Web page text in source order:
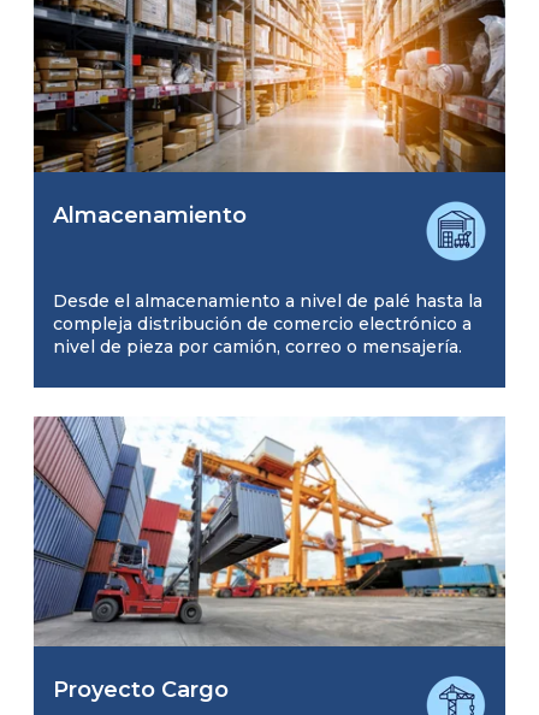
Almacenamiento
Desde el almacenamiento a nivel de palé hasta la
compleja distribución de comercio electrónico a
nivel de pieza por camión, correo o mensajería.
Proyecto Cargo